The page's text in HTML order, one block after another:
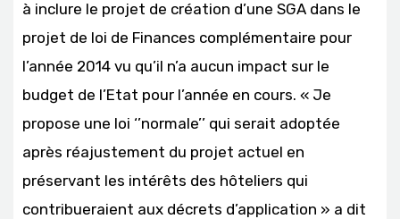
à inclure le projet de création d’une SGA dans le
projet de loi de Finances complémentaire pour
l’année 2014 vu qu’il n’a aucun impact sur le
budget de l’Etat pour l’année en cours. « Je
propose une loi ‘’normale’’ qui serait adoptée
après réajustement du projet actuel en
préservant les intérêts des hôteliers qui
contribueraient aux décrets d’application » a dit